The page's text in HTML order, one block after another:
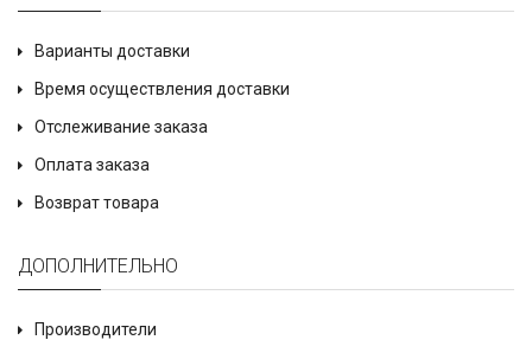
Варианты доставки
Время осуществления доставки
Отслеживание заказа
Оплата заказа
Возврат товара
ДОПОЛНИТЕЛЬНО
Производители